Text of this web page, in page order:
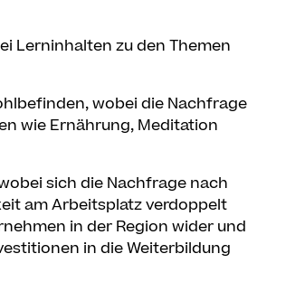
Lerninhalten zu den Themen
wobei die Nachfrage
wie Ernährung, Meditation
sich die Nachfrage nach
am Arbeitsplatz verdoppelt
in der Region wider und
in die Weiterbildung